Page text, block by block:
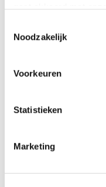
Noodzakelijk
Voorkeuren
Statistieken
Marketing